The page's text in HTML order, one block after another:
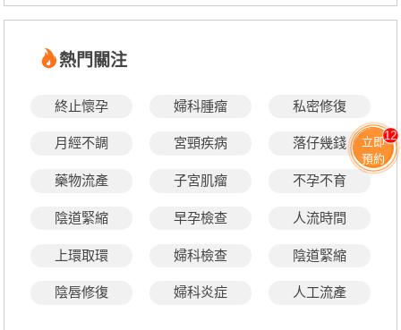
熱門關注
終止懷孕 婦科腫瘤 私密修復
月經不調 宮頸疾病 落仔幾錢
藥物流產 子宮肌瘤 不孕不育
陰道緊縮 早孕檢查 人流時間
上環取環 婦科檢查 陰道緊縮
陰唇修復 婦科炎症 人工流產
立即
預約
12